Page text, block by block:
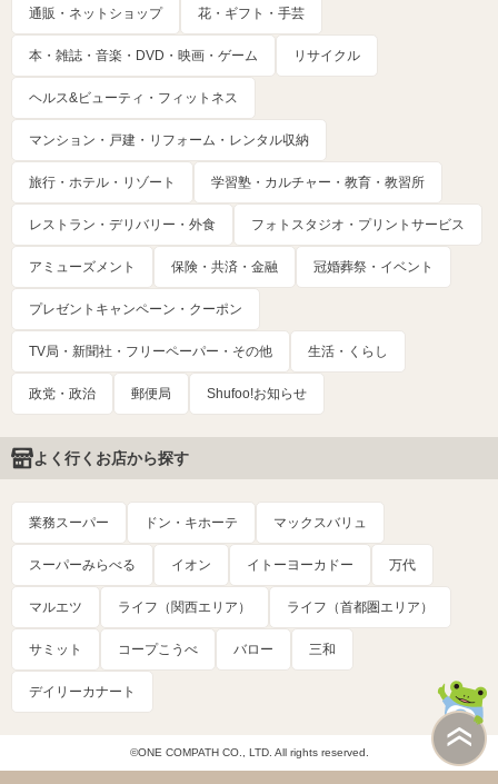
通販・ネットショップ 花・ギフト・手芸
本・雑誌・音楽・DVD・映画・ゲーム リサイクル
ヘルス&ビューティ・フィットネス
マンション・戸建・リフォーム・レンタル収納
旅行・ホテル・リゾート 学習塾・カルチャー・教育・教習所
レストラン・デリバリー・外食 フォトスタジオ・プリントサービス
アミューズメント 保険・共済・金融 冠婚葬祭・イベント
プレゼントキャンペーン・クーポン
TV局・新聞社・フリーペーパー・その他 生活・くらし
政党・政治 郵便局 Shufoo!お知らせ
よく行くお店から探す
業務スーパー ドン・キホーテ マックスバリュ
スーパーみらべる イオン イトーヨーカドー 万代
マルエツ ライフ（関西エリア） ライフ（首都圏エリア）
サミット コープこうべ バロー 三和
デイリーカナート
©ONE COMPATH CO., LTD. All rights reserved.